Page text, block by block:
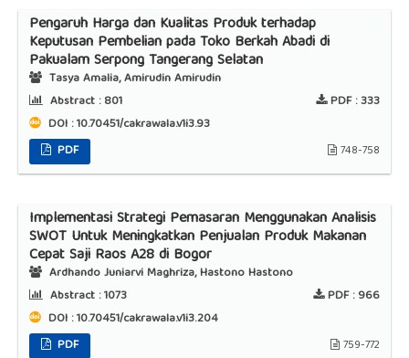
Pengaruh Harga dan Kualitas Produk terhadap
Keputusan Pembelian pada Toko Berkah Abadi di
Pakualam Serpong Tangerang Selatan
Tasya Amalia, Amirudin Amirudin
Abstract :801 PDF :333
DOI : 10.70451/cakrawala.v1i3.93
PDF
748-758
Implementasi Strategi Pemasaran Menggunakan Analisis
SWOT Untuk Meningkatkan Penjualan Produk Makanan
Cepat Saji Raos A28 di Bogor
Ardhando Juniarvi Maghriza, Hastono Hastono
Abstract :1073 PDF :966
DOI : 10.70451/cakrawala.v1i3.204
PDF
759-772